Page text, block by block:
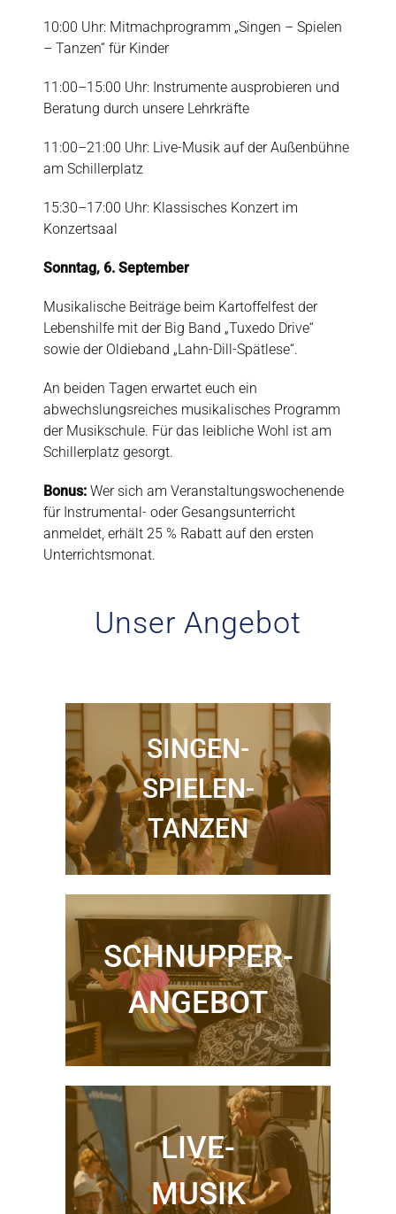
10:00 Uhr: Mitmachprogramm „Singen – Spielen
– Tanzen“ für Kinder
11:00–15:00 Uhr: Instrumente ausprobieren und
Beratung durch unsere Lehrkräfte
11:00–21:00 Uhr: Live-Musik auf der Außenbühne
am Schillerplatz
15:30–17:00 Uhr: Klassisches Konzert im
Konzertsaal
Sonntag, 6. September
Musikalische Beiträge beim Kartoffelfest der
Lebenshilfe mit der Big Band „Tuxedo Drive“
sowie der Oldieband „Lahn-Dill-Spätlese“.
An beiden Tagen erwartet euch ein
abwechslungsreiches musikalisches Programm
der Musikschule. Für das leibliche Wohl ist am
Schillerplatz gesorgt.
Bonus: Wer sich am Veranstaltungswochenende
für Instrumental- oder Gesangsunterricht
anmeldet, erhält 25 % Rabatt auf den ersten
Unterrichtsmonat.
Unser Angebot
SINGEN-
SPIELEN-
TANZEN
SCHNUPPER-
ANGEBOT
LIVE-
MUSIK